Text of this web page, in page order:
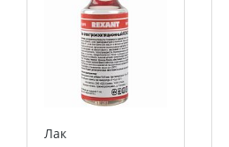
Лак